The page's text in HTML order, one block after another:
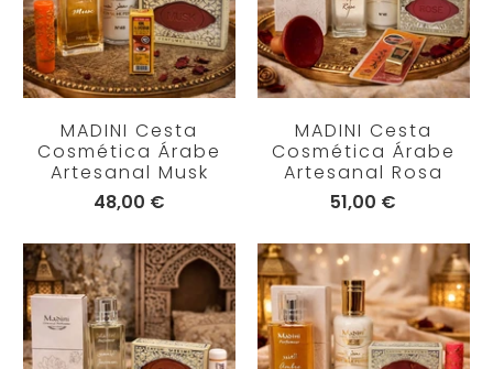
MADINI Cesta
Cosmética Árabe
Artesanal Musk
48,00 €
MADINI Cesta
Cosmética Árabe
Artesanal Rosa
51,00 €